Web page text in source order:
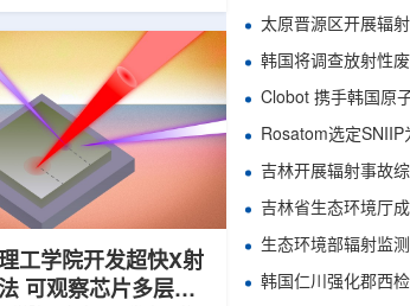
事件分类和探测器管理能
于长基线中微子设施，目
大型中微子探测器模块的
实验由近探测器和远探测
测器位于费米实验室，远
达科他州桑福德地下研究
英里处。两个探测器都将采
影室技术，用于记录中微
工学院开发超快X射
可观察芯片多层结
太原晋源区开展辐
韩国将调查放射性
吉林开展辐射事故
吉林省生态环境厅
生态环境部辐射监